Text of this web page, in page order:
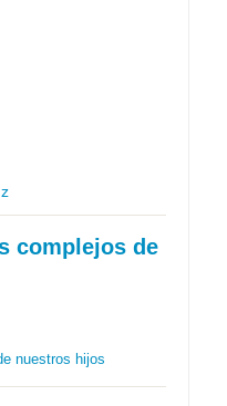
complejos de
nuestros hijos